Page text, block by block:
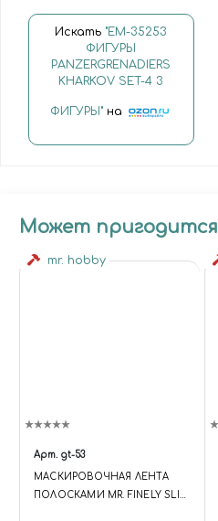
Искать "EM-35253
ФИГУРЫ
PANZERGRENADIERS
KHARKOV SET-4 3
ФИГУРЫ" на
Может пригодится
mr. hobby
Арт. gt-53
МАСКИРОВОЧНАЯ ЛЕНТА
ПОЛОСКАМИ MR. FINELY SLIT